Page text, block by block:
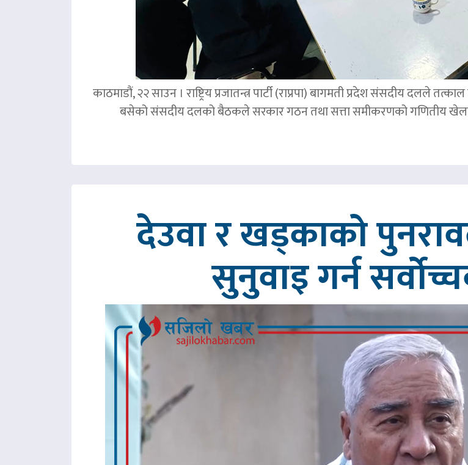
काठमाडौं, २२ साउन । राष्ट्रिय प्रजातन्त्र पार्टी (राप्रपा) बागमती प्रदेश संसदीय दलले
बसेको संसदीय दलको बैठकले सरकार गठन तथा सत्ता समीकरणको गणितीय
देउवा र खड्काको
सुनुवाइ गर्न